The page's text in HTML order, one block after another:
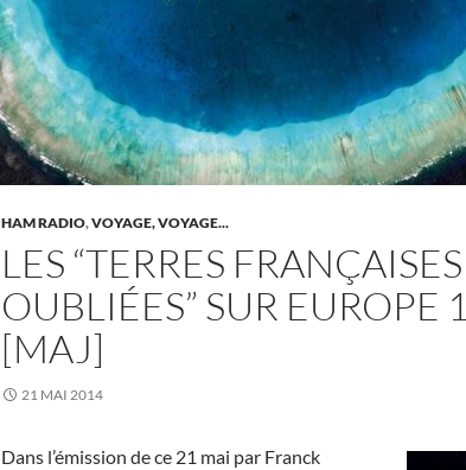
HAM RADIO,VOYAGE, VOYAGE...
LES “TERRES FRANÇAISES
OUBLIÉES” SUR EUROPE
[MAJ]
21 MAI 2014
Dans l’émission de ce 21 mai par Franck